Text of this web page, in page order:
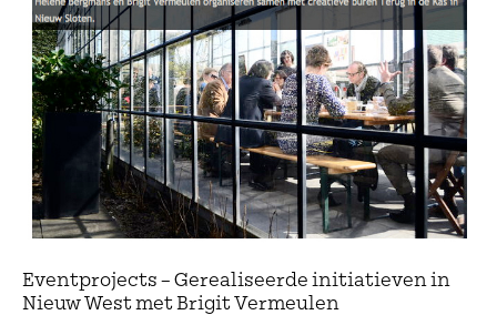
Eventprojects – Gerealiseerde initiatieven in
Nieuw West met Brigit Vermeulen